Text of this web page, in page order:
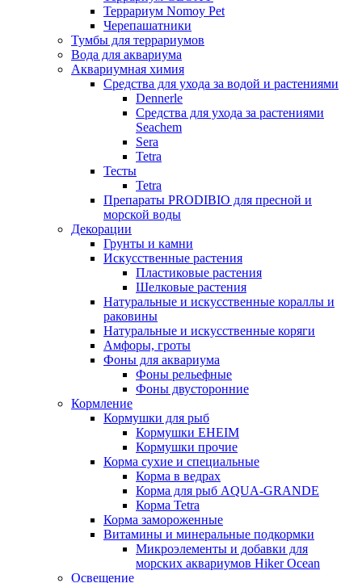
Террариум Nomoy Pet
Черепашатники
Тумбы для террариумов
Вода для аквариума
Аквариумная химия
Средства для ухода за водой и растениями
Dennerle
Средства для ухода за растениями
Seachem
Sera
Tetra
Тесты
Tetra
Препараты PRODIBIO для пресной и
морской воды
Декорации
Грунты и камни
Искусственные растения
Пластиковые растения
Шелковые растения
Натуральные и искусственные кораллы и
раковины
Натуральные и искусственные коряги
Амфоры, гроты
Фоны для аквариума
Фоны рельефные
Фоны двусторонние
Кормление
Кормушки для рыб
Кормушки EHEIM
Кормушки прочие
Корма сухие и специальные
Корма в ведрах
Корма для рыб AQUA-GRANDE
Корма Tetra
Корма замороженные
Витамины и минеральные подкормки
Микроэлементы и добавки для
морских аквариумов Hiker Ocean
Освещение